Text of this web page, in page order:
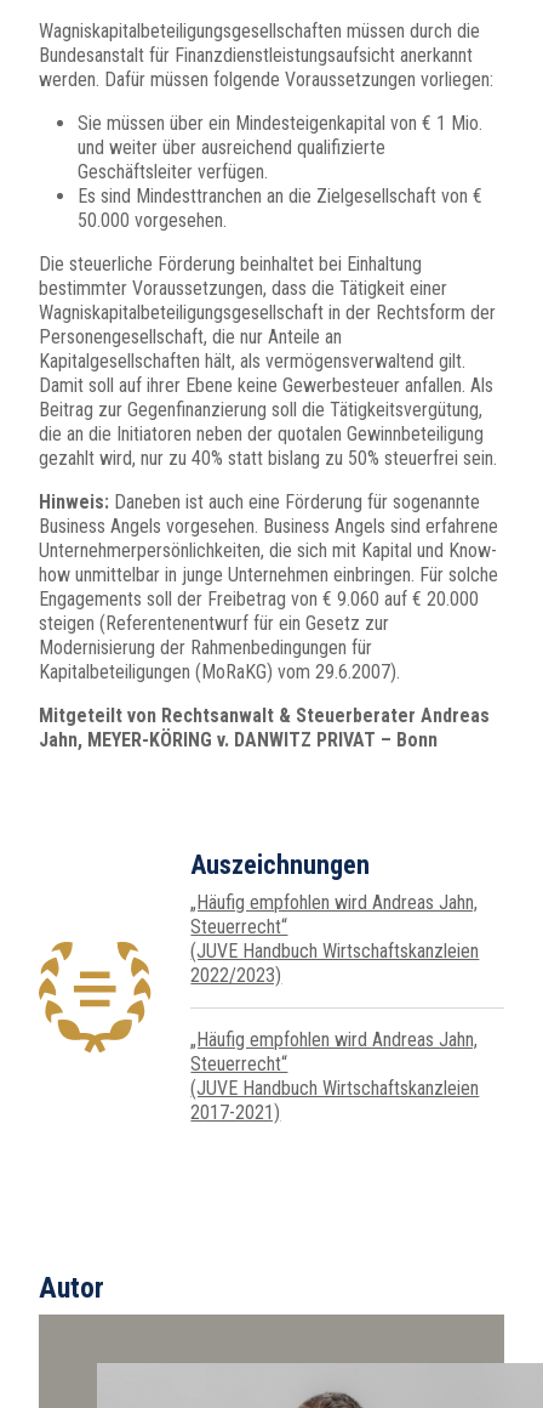
Wagniskapitalbeteiligungsgesellschaften müssen durch die
Bundesanstalt für Finanzdienstleistungsaufsicht anerkannt
werden. Dafür müssen folgende Voraussetzungen vorliegen:
Sie müssen über ein Mindesteigenkapital von € 1 Mio.
und weiter über ausreichend qualifizierte
Geschäftsleiter verfügen.
Es sind Mindesttranchen an die Zielgesellschaft von €
50.000 vorgesehen.
Die steuerliche Förderung beinhaltet bei Einhaltung
bestimmter Voraussetzungen, dass die Tätigkeit einer
Wagniskapitalbeteiligungsgesellschaft in der Rechtsform der
Personengesellschaft, die nur Anteile an
Kapitalgesellschaften hält, als vermögensverwaltend gilt.
Damit soll auf ihrer Ebene keine Gewerbesteuer anfallen. Als
Beitrag zur Gegenfinanzierung soll die Tätigkeitsvergütung,
die an die Initiatoren neben der quotalen Gewinnbeteiligung
gezahlt wird, nur zu 40% statt bislang zu 50% steuerfrei sein.
Hinweis: Daneben ist auch eine Förderung für sogenannte
Business Angels vorgesehen. Business Angels sind erfahrene
Unternehmerpersönlichkeiten, die sich mit Kapital und Know-
how unmittelbar in junge Unternehmen einbringen. Für solche
Engagements soll der Freibetrag von € 9.060 auf € 20.000
steigen (Referentenentwurf für ein Gesetz zur
Modernisierung der Rahmenbedingungen für
Kapitalbeteiligungen (MoRaKG) vom 29.6.2007).
Mitgeteilt von Rechtsanwalt & Steuerberater Andreas
Jahn, MEYER-KÖRING v. DANWITZ PRIVAT – Bonn
Auszeichnungen
„Häufig empfohlen wird Andreas Jahn,
Steuer­recht“
(JUVE Handbuch Wirtschafts­kanz­leien
2022/2023)
„Häufig empfohlen wird Andreas Jahn,
Steuer­recht“
(JUVE Handbuch Wirtschafts­kanz­leien
2017-2021)
Autor